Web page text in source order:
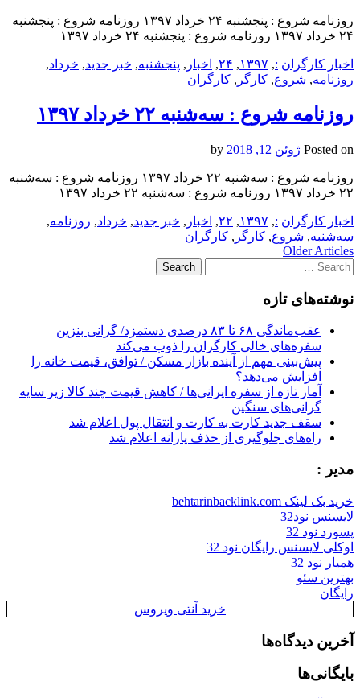
روزنامه شروع : پنجشنبه ۲۴ خرداد ۱۳۹۷ روزنامه شروع : پنجشنبه
۲۴ خرداد ۱۳۹۷ روزنامه شروع : پنجشنبه ۲۴ خرداد ۱۳۹۷
اخبار کارگران :
, ۱۳۹۷, ۲۴, اخبار , پنجشنبه, خبر جدید, خرداد,
روزنامه, شروع, کارگر , کارگران
روزنامه شروع : سه‌شنبه ۲۲ خرداد ۱۳۹۷
Posted on ژوئن 12, 2018
روزنامه شروع : سه‌شنبه ۲۲ خرداد ۱۳۹۷ روزنامه شروع : سه‌شنبه
۲۲ خرداد ۱۳۹۷ روزنامه شروع : سه‌شنبه ۲۲ خرداد ۱۳۹۷
اخبار کارگران :
, ۱۳۹۷, ۲۲, اخبار , خبر جدید, خرداد, روزنامه,
سه‌شنبه, شروع, کارگر , کارگران
Post
navigation
Older Articles
Search
for:
نوشته‌های تازه
عقب‌ماندگی ۶۸ تا ۸۳ درصدی دستمزد/ گرانی بنزین
سفره‌های خالی کارگران را ذوب می‌کند
پیش‌بینی مهم از آینده بازار مسکن / توافق، قیمت خانه را
افزایش می‌دهد؟
آمار تازه از سفره ایرانی‌ها / کاهش قیمت چند کالا زیر سایه
گرانی‌های سنگین
سقف جدید کارت به کارت و انتقال پول اعلام شد
راه‌های جلوگیری از حذف یارانه اعلام شد
مدیر :
خرید بک لینک behtarinbacklink.com
لایسنس نود32
پسورد نود 32
اوکلی لایسنس رایگان نود 32
همیار نود 32
بهترین سئو
رایگان
خرید آنتی ویروس
آخرین دیدگاه‌ها
بایگانی‌ها